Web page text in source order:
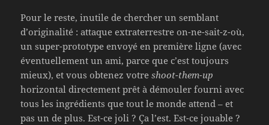
Pour le reste, inutile de chercher un semblant
d’originalité : attaque extraterrestre on-ne-sait-z-où,
un super-prototype envoyé en première ligne (avec
éventuellement un ami, parce que c’est toujours
mieux), et vous obtenez votreshoot-them-up
horizontal directement prêt à démouler fourni avec
tous les ingrédients que tout le monde attend – et
pas un de plus. Est-ce joli ? Ça l’est. Est-ce jouable ?